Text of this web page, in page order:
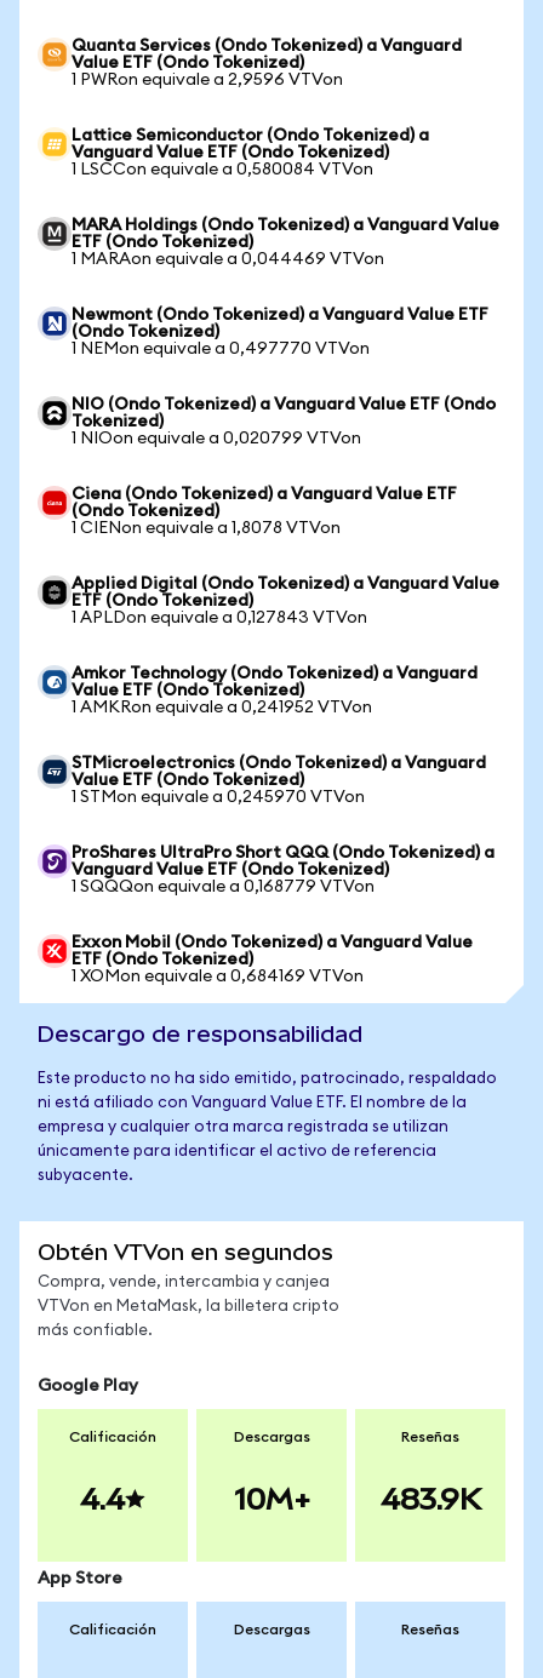
Quanta Services (Ondo Tokenized) a Vanguard
Value ETF (Ondo Tokenized)
1 PWRon equivale a 2,9596 VTVon
Lattice Semiconductor (Ondo Tokenized) a
Vanguard Value ETF (Ondo Tokenized)
1 LSCCon equivale a 0,580084 VTVon
MARA Holdings (Ondo Tokenized) a Vanguard Value
ETF (Ondo Tokenized)
1 MARAon equivale a 0,044469 VTVon
Newmont (Ondo Tokenized) a Vanguard Value ETF
(Ondo Tokenized)
1 NEMon equivale a 0,497770 VTVon
NIO (Ondo Tokenized) a Vanguard Value ETF (Ondo
Tokenized)
1 NIOon equivale a 0,020799 VTVon
Ciena (Ondo Tokenized) a Vanguard Value ETF
(Ondo Tokenized)
1 CIENon equivale a 1,8078 VTVon
Applied Digital (Ondo Tokenized) a Vanguard Value
ETF (Ondo Tokenized)
1 APLDon equivale a 0,127843 VTVon
Amkor Technology (Ondo Tokenized) a Vanguard
Value ETF (Ondo Tokenized)
1 AMKRon equivale a 0,241952 VTVon
STMicroelectronics (Ondo Tokenized) a Vanguard
Value ETF (Ondo Tokenized)
1 STMon equivale a 0,245970 VTVon
ProShares UltraPro Short QQQ (Ondo Tokenized) a
Vanguard Value ETF (Ondo Tokenized)
1 SQQQon equivale a 0,168779 VTVon
Exxon Mobil (Ondo Tokenized) a Vanguard Value
ETF (Ondo Tokenized)
1 XOMon equivale a 0,684169 VTVon
Descargo de responsabilidad
Este producto no ha sido emitido, patrocinado, respaldado
ni está afiliado con Vanguard Value ETF. El nombre de la
empresa y cualquier otra marca registrada se utilizan
únicamente para identificar el activo de referencia
subyacente.
Obtén VTVon en segundos
Compra, vende, intercambia y canjea
VTVon en MetaMask, la billetera cripto
más confiable.
Google Play
Calificación
4.4
Descargas
10M+
Reseñas
483.9K
App Store
Calificación Descargas Reseñas